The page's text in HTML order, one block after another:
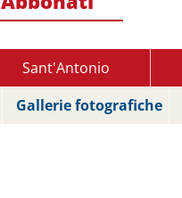
Sant'Antonio
Gallerie fotografiche